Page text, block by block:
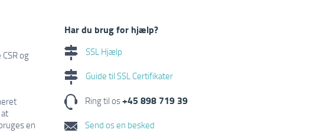
CSR og
en
Har du brug for hjælp?
SSL Hjælp
Guide til SSL Certifikater
Ring til os+45 898 719 39
Send os en besked